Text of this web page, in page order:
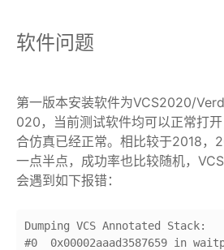
软件问题
第一版本安装软件为VCS2020/
020，当前测试软件均可以正常打
合仿真已经正常。相比较于2018，
一点半点，成功率也比较随机，
会遇到如下报错：
Dumping VCS Annotated Stack:
#0  0x00002aaad3587659 in